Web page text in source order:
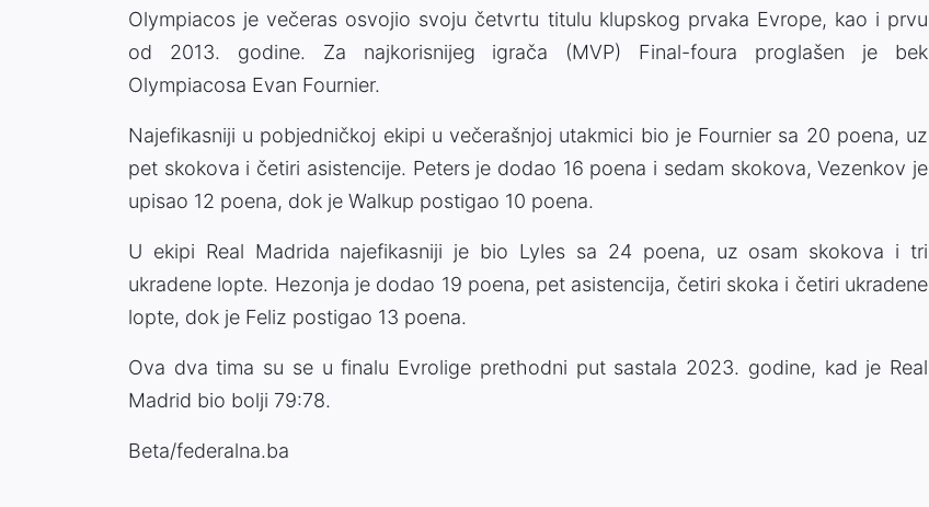
Olympiacos je večeras osvojio svoju četvrtu titulu klupskog prvaka Evrope, kao i prvu
od 2013. godine. Za najkorisnijeg igrača (MVP) Final-foura proglašen je bek
Olympiacosa Evan Fournier.
Najefikasniji u pobjedničkoj ekipi u večerašnjoj utakmici bio je Fournier sa 20 poena, uz
pet skokova i četiri asistencije. Peters je dodao 16 poena i sedam skokova, Vezenkov je
upisao 12 poena, dok je Walkup postigao 10 poena.
U ekipi Real Madrida najefikasniji je bio Lyles sa 24 poena, uz osam skokova i tri
ukradene lopte. Hezonja je dodao 19 poena, pet asistencija, četiri skoka i četiri ukradene
lopte, dok je Feliz postigao 13 poena.
Ova dva tima su se u finalu Evrolige prethodni put sastala 2023. godine, kad je Real
Madrid bio bolji 79:78.
Beta/federalna.ba